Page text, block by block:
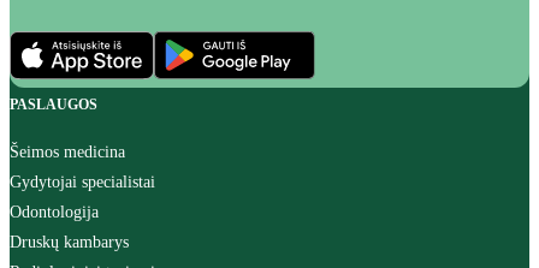
PASLAUGOS
Šeimos medicina
Gydytojai specialistai
Odontologija
Druskų kambarys